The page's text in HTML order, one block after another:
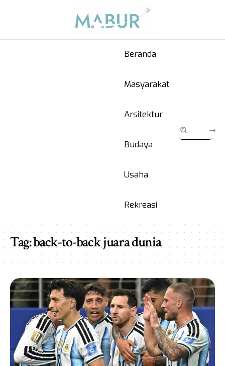
Beranda
Masyarakat
Arsitektur
Budaya
Usaha
Rekreasi
Tag:back-to-back juara dunia